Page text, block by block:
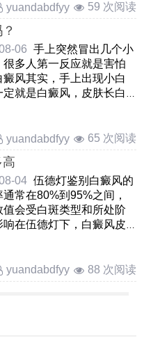
yuandabdfyy 59 次阅读
06 手上突然冒出几个小
很多人第一反应就是害怕
癜风其实，手上出现小白
定就是白癜风，皮肤长白
yuandabdfyy 65 次阅读
04 伍德灯鉴别白癜风的
常在80%到95%之间，
值会受白斑类型和所处阶
响在伍德灯下，白癜风皮
yuandabdfyy 88 次阅读